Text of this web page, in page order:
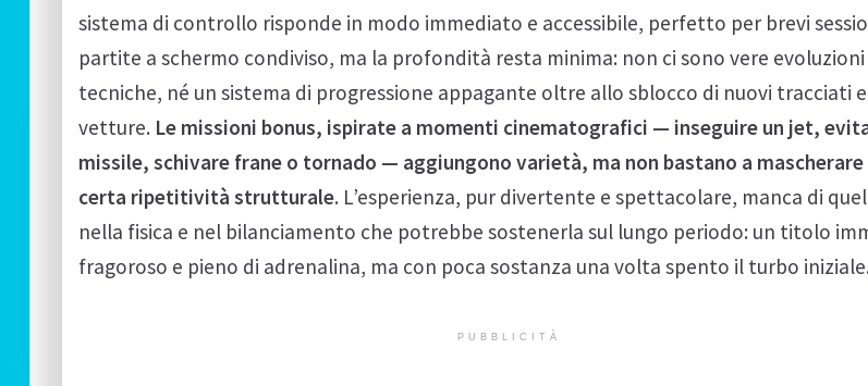
sistema di controllo risponde in modo immediato e accessibile, perfetto per brevi
partite a schermo condiviso, ma la profondità resta minima: non ci sono vere evoluzioni
tecniche, né un sistema di progressione appagante oltre allo sblocco di nuovi tracciati e
vetture. Le missioni bonus, ispirate a momenti cinematografici — inseguire un jet,
missile, schivare frane o tornado — aggiungono varietà, ma non bastano a mascherare
certa ripetitività strutturale. L’esperienza, pur divertente e spettacolare, manca di
nella fisica e nel bilanciamento che potrebbe sostenerla sul lungo periodo: un titolo
fragoroso e pieno di adrenalina, ma con poca sostanza una volta spento il turbo iniziale.
PUBBLICITÀ